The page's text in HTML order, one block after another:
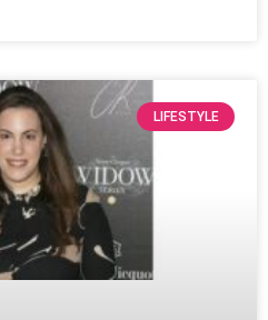
LIFESTYLE